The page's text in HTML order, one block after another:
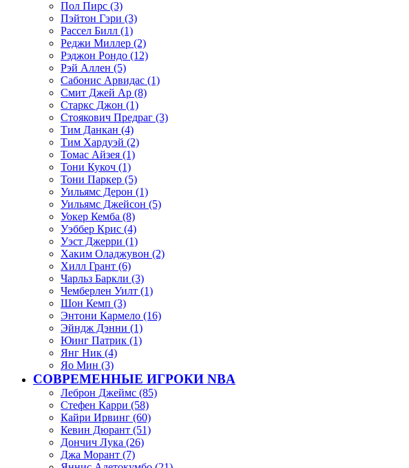
Пол Пирс (3)
Пэйтон Гэри (3)
Рассел Билл (1)
Реджи Миллер (2)
Рэджон Рондо (12)
Рэй Аллен (5)
Сабонис Арвидас (1)
Смит Джей Ар (8)
Старкс Джон (1)
Стоякович Предраг (3)
Тим Данкан (4)
Тим Хардуэй (2)
Томас Айзея (1)
Тони Кукоч (1)
Тони Паркер (5)
Уильямс Дерон (1)
Уильямс Джейсон (5)
Уокер Кемба (8)
Уэббер Крис (4)
Уэст Джерри (1)
Хаким Оладжувон (2)
Хилл Грант (6)
Чарльз Баркли (3)
Чемберлен Уилт (1)
Шон Кемп (3)
Энтони Кармело (16)
Эйндж Дэнни (1)
Юинг Патрик (1)
Янг Ник (4)
Яо Мин (3)
СОВРЕМЕННЫЕ ИГРОКИ NBA
Леброн Джеймс (85)
Стефен Карри (58)
Кайри Ирвинг (60)
Кевин Дюрант (51)
Дончич Лука (26)
Джа Морант (7)